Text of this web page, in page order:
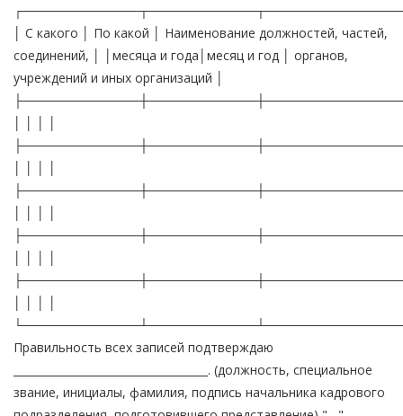
│ С какого │ По какой │ Наименование должностей, частей,
соединений, │ │месяца и года│месяц и год │ органов,
учреждений и иных организаций │
Правильность всех записей подтверждаю
____________________________________. (должность, специальное
звание, инициалы, фамилия, подпись начальника кадрового